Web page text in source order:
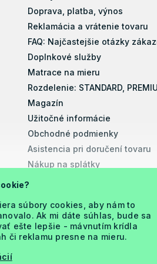
súbory cookies, aby nám to
Ak mi dáte súhlas, bude sa
ešte lepšie - mávnutím krídla
či reklamu presne na mieru.
Doprava, platba, výnos
Reklamácia a vrátenie tovaru
FAQ: Najčastejšie otázky
Doplnkové služby
Matrace na mieru
Rozdelenie: STANDARD,
Magazín
Užitočné informácie
Obchodné podmienky
Asistencia pri doručení tovaru
Nákup na splátky
Montážne návody
Podmienky ochrany osobných